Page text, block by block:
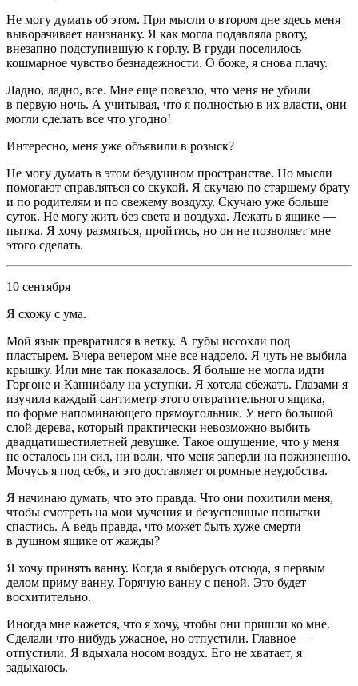
Не могу думать об этом. При мысли о втором дне здесь меня
выворачивает наизнанку. Я как могла подавляла рвоту,
внезапно подступившую к горлу. В груди поселилось
кошмарное чувство безнадежности. О боже, я снова плачу.
Ладно, ладно, все. Мне еще повезло, что меня не убили
в первую ночь. А учитывая, что я полностью в их власти, они
могли сделать все что угодно!
Интересно, меня уже объявили в розыск?
Не могу думать в этом бездушном пространстве. Но мысли
помогают справляться со скукой. Я скучаю по старшему брату
и по родителям и по свежему воздуху. Скучаю уже больше
суток. Не могу жить без света и воздуха. Лежать в ящике —
пытка. Я хочу размяться, пройтись, но он не позволяет мне
этого сделать.
10 сентября
Я схожу с ума.
Мой язык превратился в ветку. А губы иссохли под
пластырем. Вчера вечером мне все надоело. Я чуть не выбила
крышку. Или мне так показалось. Я больше не могла идти
Горгоне и Каннибалу на уступки. Я хотела сбежать. Глазами я
изучила каждый сантиметр этого отвратительного ящика,
по форме напоминающего прямоугольник. У него большой
слой дерева, который практически невозможно выбить
двадцатишестилетней девушке. Такое ощущение, что у меня
не осталось ни сил, ни воли, что меня заперли на пожизненно.
Мочусь я под себя, и это доставляет огромные неудобства.
Я начинаю думать, что это правда. Что они похитили меня,
чтобы смотреть на мои мучения и безуспешные попытки
спастись. А ведь правда, что может быть хуже смерти
в душном ящике от жажды?
Я хочу принять ванну. Когда я выберусь отсюда, я первым
делом приму ванну. Горячую ванну с пеной. Это будет
восхитительно.
Иногда мне кажется, что я хочу, чтобы они пришли ко мне.
Сделали что-нибудь ужасное, но отпустили. Главное —
отпустили. Я вдыхала носом воздух. Его не хватает, я
задыхаюсь.